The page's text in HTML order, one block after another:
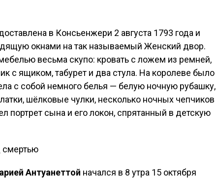
в Консьенжери 2 августа 1793 года и
окнами на так называемый Женский двор.
весьма скупо: кровать с ложем из ремней,
с ящиком, табурет и два стула. На королеве было
с собой немного белья — белую ночную рубашку,
шёлковые чулки, несколько ночных чепчиков
портрет сына и его локон, спрятанный в детскую
смертью
Антуанеттой начался в 8 утра 15 октября